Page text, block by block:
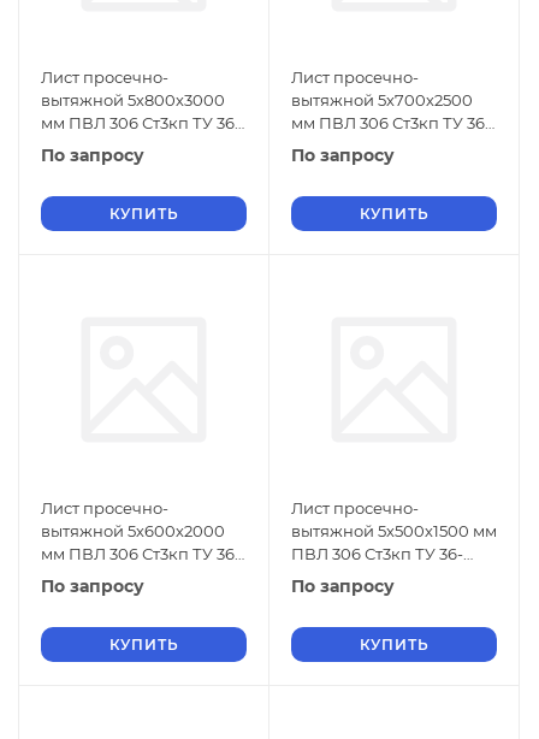
Лист просечно-
вытяжной 5х800х3000
мм ПВЛ 306 Ст3кп ТУ 36-
26.11-5-89
По запросу
КУПИТЬ
Лист просечно-
вытяжной 5х700х2500
мм ПВЛ 306 Ст3кп ТУ 36-
26.11-5-89
По запросу
КУПИТЬ
Лист просечно-
вытяжной 5х600х2000
мм ПВЛ 306 Ст3кп ТУ 36-
26.11-5-89
По запросу
КУПИТЬ
Лист просечно-
вытяжной 5х500х1500 мм
ПВЛ 306 Ст3кп ТУ 36-
26.11-5-89
По запросу
КУПИТЬ